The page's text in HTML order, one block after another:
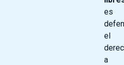
es
el
a